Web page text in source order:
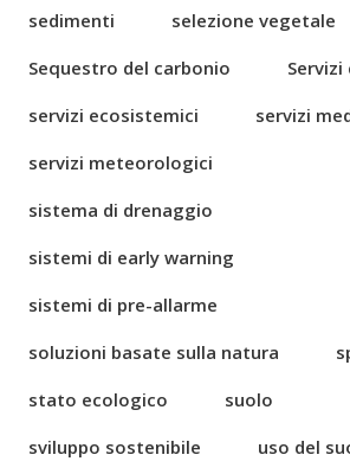
sedimenti
selezione vegetale
Sequestro del carbonio
servizi ecosistemici
servizi
servizi meteorologici
sistema di drenaggio
sistemi di early warning
sistemi di pre-allarme
soluzioni basate sulla natura
stato ecologico
suolo
sviluppo sostenibile
uso del